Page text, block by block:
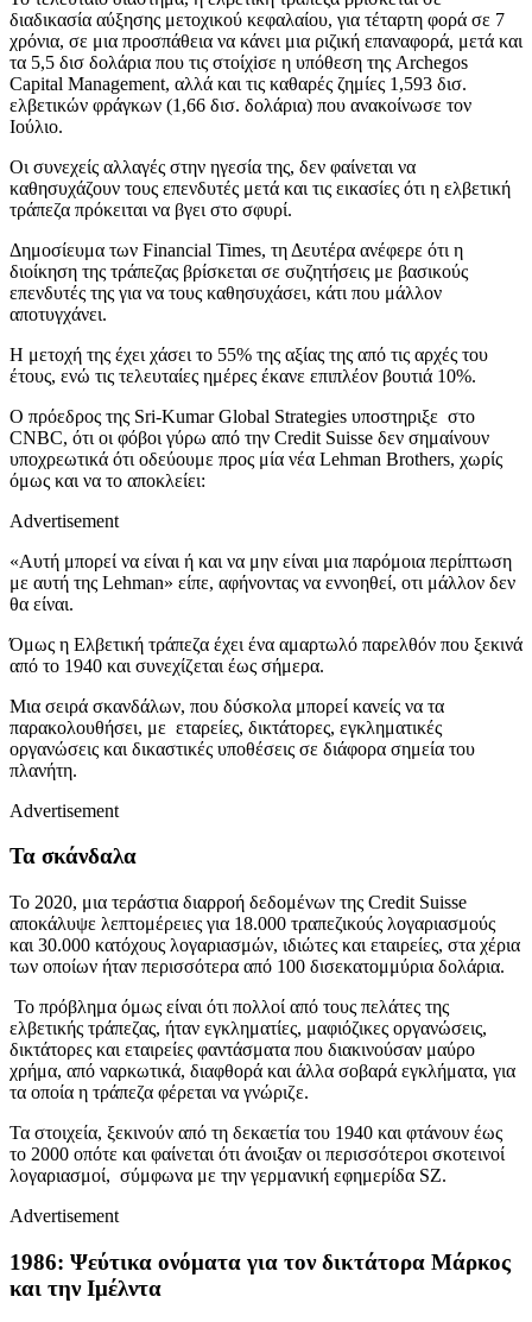
διαδικασία αύξησης μετοχικού κεφαλαίου, για τέταρτη φορά σε 7
χρόνια, σε μια προσπάθεια να κάνει μια ριζική επαναφορά, μετά και
τα 5,5 δισ δολάρια που τις στοίχiσε η υπόθεση της Archegos
Capital Management, αλλά και τις καθαρές ζημίες 1,593 δισ.
ελβετικών φράγκων (1,66 δισ. δολάρια) που ανακοίνωσε τον
Ιούλιο.
Οι συνεχείς αλλαγές στην ηγεσία της, δεν φαίνεται να
καθησυχάζουν τους επενδυτές μετά και τις εικασίες ότι η ελβετική
τράπεζα πρόκειται να βγει στο σφυρί.
Δημοσίευμα των Financial Times, τη Δευτέρα ανέφερε ότι η
διοίκηση της τράπεζας βρίσκεται σε συζητήσεις με βασικούς
επενδυτές της για να τους καθησυχάσει, κάτι που μάλλον
αποτυγχάνει.
Η μετοχή της έχει χάσει το 55% της αξίας της από τις αρχές του
έτους, ενώ τις τελευταίες ημέρες έκανε επιπλέον βουτιά 10%.
Ο πρόεδρος της Sri-Kumar Global Strategies υποστηριξε στο
CNBC, ότι οι φόβοι γύρω από την Credit Suisse δεν σημαίνουν
υποχρεωτικά ότι οδεύουμε προς μία νέα Lehman Brothers, χωρίς
όμως και να το αποκλείει:
Advertisement
«Αυτή μπορεί να είναι ή και να μην είναι μια παρόμοια περίπτωση
με αυτή της Lehman» είπε, αφήνοντας να εννοηθεί, οτι μάλλον δεν
θα είναι.
Όμως η Ελβετική τράπεζα έχει ένα αμαρτωλό παρελθόν που ξεκινά
από το 1940 και συνεχίζεται έως σήμερα.
Μια σειρά σκανδάλων, που δύσκολα μπορεί κανείς να τα
παρακολουθήσει, με εταρείες, δικτάτορες, εγκληματικές
οργανώσεις και δικαστικές υποθέσεις σε διάφορα σημεία του
πλανήτη.
Advertisement
Τα σκάνδαλα
Το 2020, μια τεράστια διαρροή δεδομένων της Credit Suisse
αποκάλυψε λεπτομέρειες για 18.000 τραπεζικούς λογαριασμούς
και 30.000 κατόχους λογαριασμών, ιδιώτες και εταιρείες, στα χέρια
των οποίων ήταν περισσότερα από 100 δισεκατομμύρια δολάρια.
Το πρόβλημα όμως είναι ότι πολλοί από τους πελάτες της
ελβετικής τράπεζας, ήταν εγκληματίες, μαφιόζικες οργανώσεις,
δικτάτορες και εταιρείες φαντάσματα που διακινούσαν μαύρο
χρήμα, από ναρκωτικά, διαφθορά και άλλα σοβαρά εγκλήματα, για
τα οποία η τράπεζα φέρεται να γνώριζε.
Τα στοιχεία, ξεκινούν από τη δεκαετία του 1940 και φτάνουν έως
το 2000 οπότε και φαίνεται ότι άνοιξαν οι περισσότεροι σκοτεινοί
λογαριασμοί, σύμφωνα με την γερμανική εφημερίδα SZ.
Advertisement
1986: Ψεύτικα ονόματα για τον δικτάτορα Μάρκος
και την Ιμέλντα